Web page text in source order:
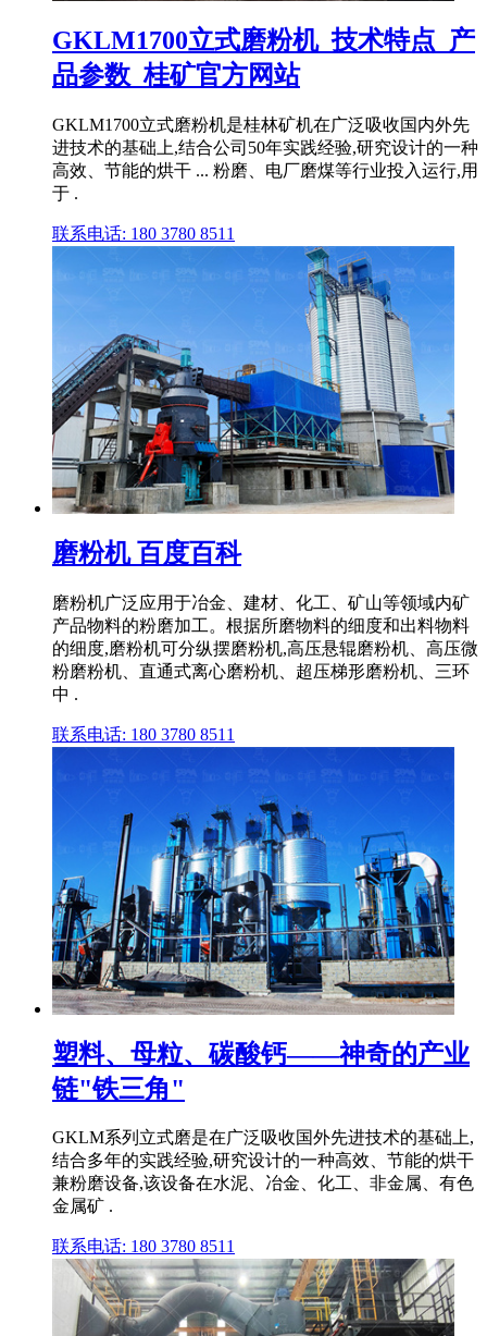
GKLM1700立式磨粉机_技术特点_产
品参数_桂矿官方网站
GKLM1700立式磨粉机是桂林矿机在广泛吸收国内外先
进技术的基础上,结合公司50年实践经验,研究设计的一种
高效、节能的烘干 ... 粉磨、电厂磨煤等行业投入运行,用
于 .
联系电话: 180 3780 8511
磨粉机 百度百科
磨粉机广泛应用于冶金、建材、化工、矿山等领域内矿
产品物料的粉磨加工。根据所磨物料的细度和出料物料
的细度,磨粉机可分纵摆磨粉机,高压悬辊磨粉机、高压微
粉磨粉机、直通式离心磨粉机、超压梯形磨粉机、三环
中 .
联系电话: 180 3780 8511
塑料、母粒、碳酸钙——神奇的产业
链"铁三角"
GKLM系列立式磨是在广泛吸收国外先进技术的基础上,
结合多年的实践经验,研究设计的一种高效、节能的烘干
兼粉磨设备,该设备在水泥、冶金、化工、非金属、有色
金属矿 .
联系电话: 180 3780 8511